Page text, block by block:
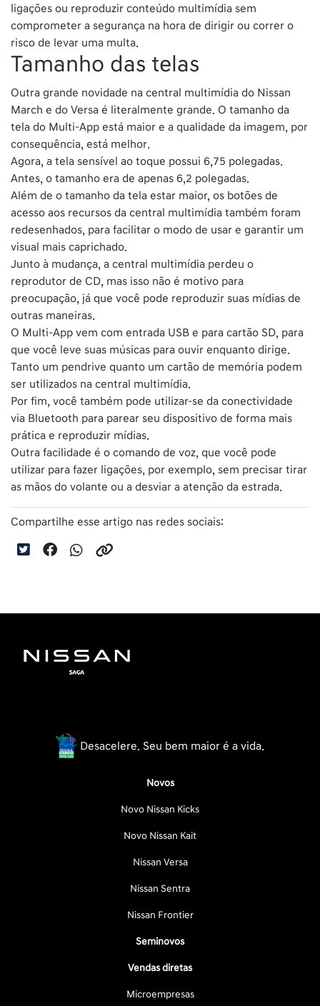
ligações ou reproduzir conteúdo multimídia sem
comprometer a segurança na hora de dirigir ou correr o
risco de levar uma multa.
Tamanho das telas
Outra grande novidade na central multimídia do Nissan
March e do Versa é literalmente grande. O tamanho da
tela do Multi-App está maior e a qualidade da imagem, por
consequência, está melhor.
Agora, a tela sensível ao toque possui 6,75 polegadas.
Antes, o tamanho era de apenas 6,2 polegadas.
Além de o tamanho da tela estar maior, os botões de
acesso aos recursos da central multimídia também foram
redesenhados, para facilitar o modo de usar e garantir um
visual mais caprichado.
Junto à mudança, a central multimídia perdeu o
reprodutor de CD, mas isso não é motivo para
preocupação, já que você pode reproduzir suas mídias de
outras maneiras.
O Multi-App vem com entrada USB e para cartão SD, para
que você leve suas músicas para ouvir enquanto dirige.
Tanto um pendrive quanto um cartão de memória podem
ser utilizados na central multimídia.
Por fim, você também pode utilizar-se da conectividade
via Bluetooth para parear seu dispositivo de forma mais
prática e reproduzir mídias.
Outra facilidade é o comando de voz, que você pode
utilizar para fazer ligações, por exemplo, sem precisar tirar
as mãos do volante ou a desviar a atenção da estrada.
Compartilhe esse artigo nas redes sociais:
Desacelere. Seu bem maior é a vida.
Novos
Novo Nissan Kicks
Novo Nissan Kait
Nissan Versa
Nissan Sentra
Nissan Frontier
Seminovos
Vendas diretas
Microempresas